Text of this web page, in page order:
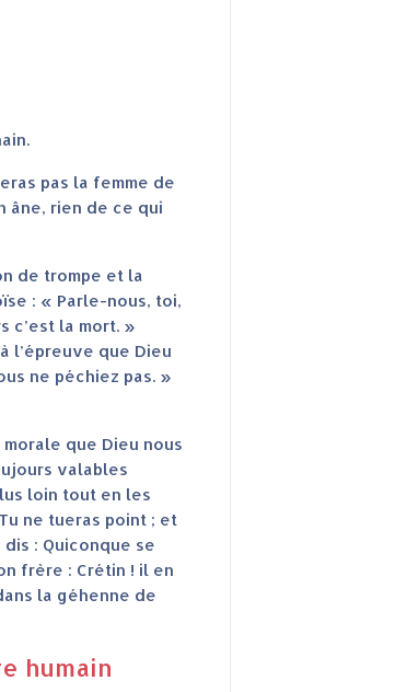
pas la femme de
âne, rien de ce qui
de trompe et la
: « Parle-nous, toi,
c’est la mort. »
l’épreuve que Dieu
ne péchiez pas. »
que Dieu nous
valables
loin tout en les
ne tueras point ; et
: Quiconque se
frère : Crétin ! il en
la géhenne de
humain